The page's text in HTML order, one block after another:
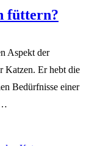
füttern?
Aspekt der
Katzen. Er hebt die
Bedürfnisse einer